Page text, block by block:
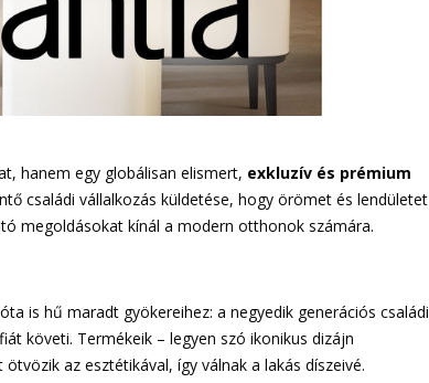
hanem egy globálisan elismert, exkluzív és prémium
családi vállalkozás küldetése, hogy örömet és lendületet
megoldásokat kínál a modern otthonok számára.
is hű maradt gyökereihez: a negyedik generációs családi
követi. Termékeik – legyen szó ikonikus dizájn
az esztétikával, így válnak a lakás díszeivé.